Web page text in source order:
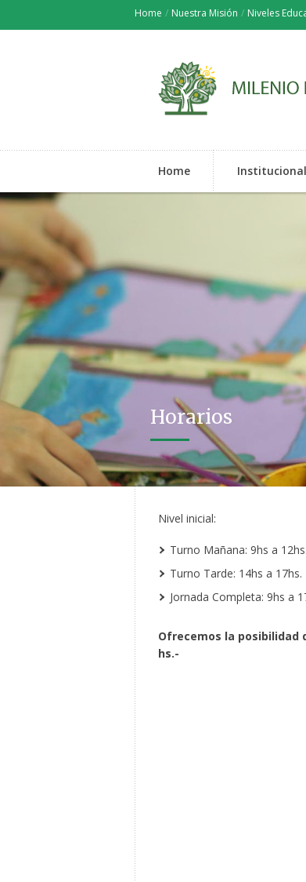
Home / Nuestra Misión / Niveles
Home Institucional
Horarios
Nivel inicial:
Turno Mañana: 9hs a 12hs.
Turno Tarde: 14hs a 17hs.
Jornada Completa: 9hs a
Ofrecemos la posibilidad
hs.-